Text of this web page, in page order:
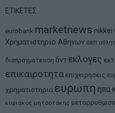
ΕΤΙΚΕΤΕΣ
eurobank marketnews nikkei
Χρηματιστηριο Αθηνων αεπ
διαπραγματευση δντ εκλογες εκτ
επικαιροτητα επιχειρησεις
χρηματιστηρια ευρωπη ηπα
κυριακος μητσοτακης